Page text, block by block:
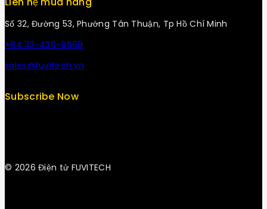
Số 32, Đường 53, Phường Tân Thuận, Tp Hồ Chí Minh
+84 33-430-8669
sales@fuvitech.vn
Subscribe Now
© 2026 Điện tử FUVITECH